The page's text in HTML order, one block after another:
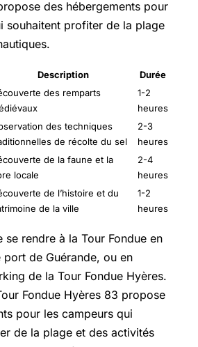
des hébergements pour
souhaitent profiter de la plage
Description
Durée
des remparts
1-2
heures
des techniques
de récolte du sel
2-3
heures
de la faune et la
locale
2-4
heures
de l’histoire et du
de la ville
1-2
heures
se rendre à la Tour Fondue en
port de Guérande, ou en
de la Tour Fondue Hyères.
Fondue Hyères 83 propose
pour les campeurs qui
de la plage et des activités